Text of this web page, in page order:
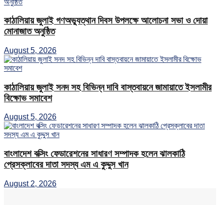
কাঠালিয়ায় জুলাই গণঅভ্যুত্থান দিবস উপলক্ষে আলোচনা সভা ও দোয়া
মোনাজাত অনুষ্ঠিত
August 5, 2026
কাঠালিয়ায় জুলাই সনদ সহ বিভিন্ন দাবি বাস্তবায়নে জামায়াতে ইসলামীর
বিক্ষোভ সমাবেশ
August 5, 2026
বাংলাদেশ বক্সিং ফেডারেশনের সাধারণ সম্পাদক হলেন ঝালকাঠি
প্রেসক্লাবের দাতা সদস্য এম এ কুদ্দুস খান
August 2, 2026